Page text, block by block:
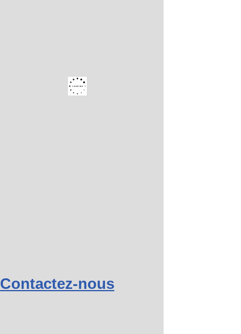
Contactez-nous